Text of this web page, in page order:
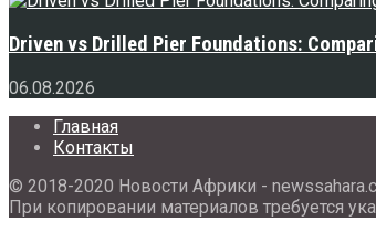
Driven vs Drilled Pier Foundations:
06.08.2026
Главная
Контакты
© 2018-2020 Новости Африки -
При копировании материалов требуется